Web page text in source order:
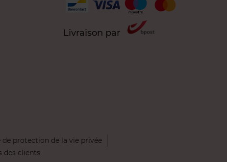
Livraison par
de protection de la vie privée
des clients